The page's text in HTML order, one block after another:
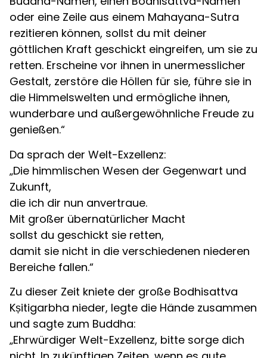
oder eine Zeile aus einem Mahayana-Sutra
rezitieren können, sollst du mit deiner
göttlichen Kraft geschickt eingreifen, um sie zu
retten. Erscheine vor ihnen in unermesslicher
Gestalt, zerstöre die Höllen für sie, führe sie in
die Himmelswelten und ermögliche ihnen,
wunderbare und außergewöhnliche Freude zu
genießen.“
Da sprach der Welt-Exzellenz:
„Die himmlischen Wesen der Gegenwart und
Zukunft,
die ich dir nun anvertraue.
Mit großer übernatürlicher Macht
sollst du geschickt sie retten,
damit sie nicht in die verschiedenen niederen
Bereiche fallen.“
Zu dieser Zeit kniete der große Bodhisattva
Kṣitigarbha nieder, legte die Hände zusammen
und sagte zum Buddha:
„Ehrwürdiger Welt-Exzellenz, bitte sorge dich